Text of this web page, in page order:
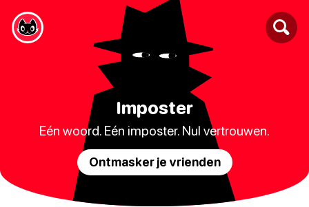
Imposter
Eén woord. Eén imposter. Nul vertrouwen.
Ontmasker je vrienden